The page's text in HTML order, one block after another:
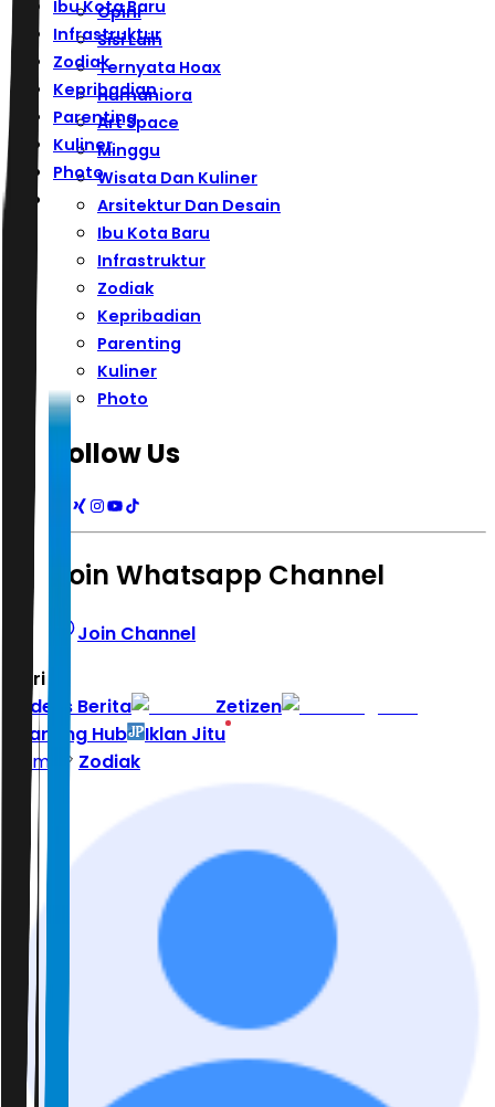
Ibu Kota Baru
Infrastruktur
Zodiak
Kepribadian
Parenting
Kuliner
Photo
Opini
Sisi Lain
Ternyata Hoax
Humaniora
Art Space
Minggu
Wisata Dan Kuliner
Arsitektur Dan Desain
Ibu Kota Baru
Infrastruktur
Zodiak
Kepribadian
Parenting
Kuliner
Photo
Follow Us
Join Whatsapp Channel
Join Channel
Hari ini
Indeks Berita
Zetizen
Learning Hub
Iklan Jitu
Home
Zodiak